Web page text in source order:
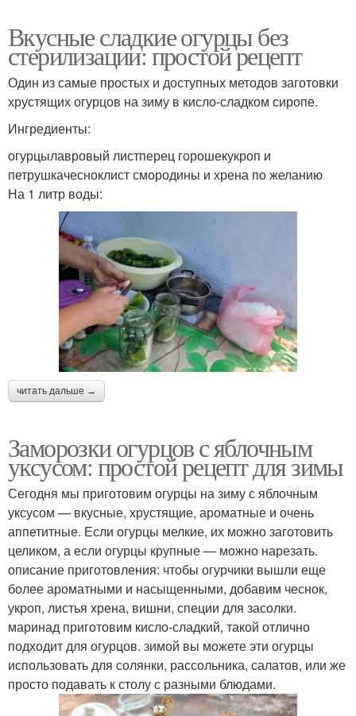
Вкусные сладкие огурцы без
стерилизации: простой рецепт
Один из самые простых и доступных методов заготовки
хрустящих огурцов на зиму в кисло-сладком сиропе.
Ингредиенты:
огурцылавровый листперец горошекукроп и
петрушкачесноклист смородины и хрена по желанию
На 1 литр воды:
читать дальше →
Заморозки огурцов с яблочным
уксусом: простой рецепт для зимы
Сегодня мы приготовим огурцы на зиму с яблочным
уксусом — вкусные, хрустящие, ароматные и очень
аппетитные. Если огурцы мелкие, их можно заготовить
целиком, а если огурцы крупные — можно нарезать.
описание приготовления: чтобы огурчики вышли еще
более ароматными и насыщенными, добавим чеснок,
укроп, листья хрена, вишни, специи для засолки.
маринад приготовим кисло-сладкий, такой отлично
подходит для огурцов. зимой вы можете эти огурцы
использовать для солянки, рассольника, салатов, или же
просто подавать к столу с разными блюдами.